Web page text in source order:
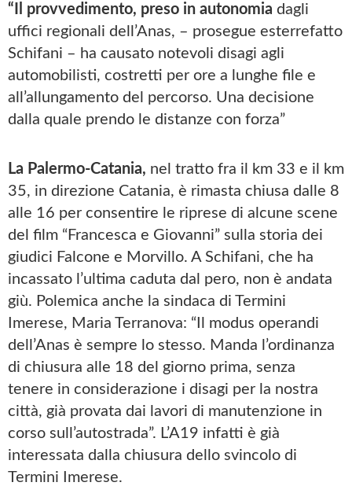
“Il provvedimento, preso in autonomia dagli
uffici regionali dell’Anas, – prosegue esterrefatto
Schifani – ha causato notevoli disagi agli
automobilisti, costretti per ore a lunghe file e
all’allungamento del percorso. Una decisione
dalla quale prendo le distanze con forza”
La Palermo-Catania, nel tratto fra il km 33 e il km
35, in direzione Catania, è rimasta chiusa dalle 8
alle 16 per consentire le riprese di alcune scene
del film “Francesca e Giovanni” sulla storia dei
giudici Falcone e Morvillo. A Schifani, che ha
incassato l’ultima caduta dal pero, non è andata
giù. Polemica anche la sindaca di Termini
Imerese, Maria Terranova: “Il modus operandi
dell’Anas è sempre lo stesso. Manda l’ordinanza
di chiusura alle 18 del giorno prima, senza
tenere in considerazione i disagi per la nostra
città, già provata dai lavori di manutenzione in
corso sull’autostrada”. L’A19 infatti è già
interessata dalla chiusura dello svincolo di
Termini Imerese.